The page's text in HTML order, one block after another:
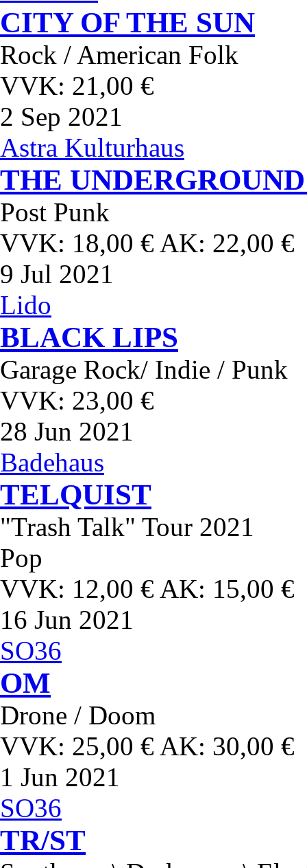
CITY OF THE SUN
Rock / American Folk
VVK: 21,00 €
2 Sep 2021
Astra Kulturhaus
THE
Post Punk
VVK: 18,00 € AK: 22,00 €
9 Jul 2021
Lido
BLACK LIPS
Garage Rock/ Indie / Punk
VVK: 23,00 €
28 Jun 2021
Badehaus
TELQUIST
"Trash Talk" Tour 2021
Pop
VVK: 12,00 € AK: 15,00 €
16 Jun 2021
SO36
OM
Drone / Doom
VVK: 25,00 € AK: 30,00 €
1 Jun 2021
SO36
TR/ST